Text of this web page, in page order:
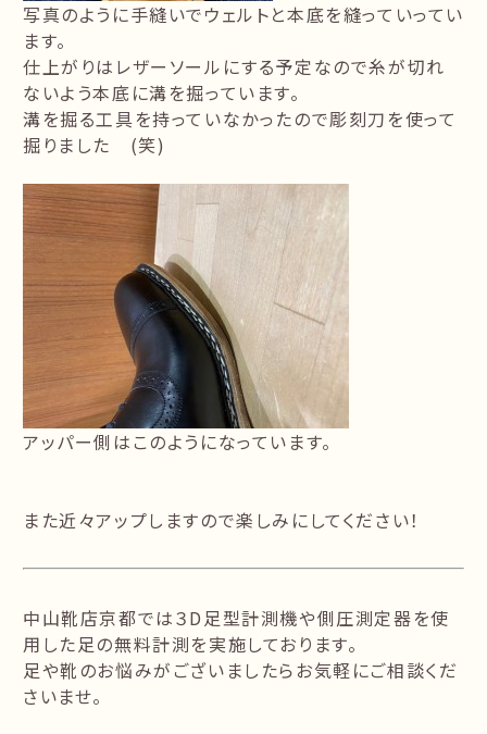
写真のように手縫いでウェルトと本底を縫っていってい
ます。
仕上がりはレザーソールにする予定なので糸が切れ
ないよう本底に溝を掘っています。
溝を掘る工具を持っていなかったので彫刻刀を使って
掘りました (笑)
アッパー側はこのようになっています。
また近々アップしますので楽しみにしてください！
中山靴店京都では３D足型計測機や側圧測定器を使
用した足の無料計測を実施しております。
足や靴のお悩みがございましたらお気軽にご相談くだ
さいませ。